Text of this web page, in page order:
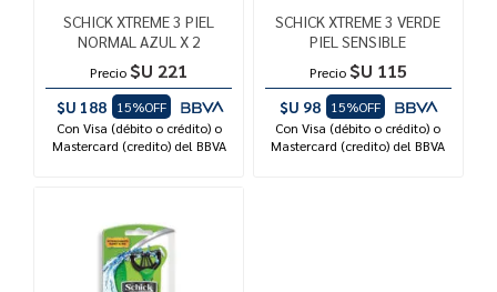
SCHICK XTREME 3 PIEL
NORMAL AZUL X 2
Precio $U 221
$U 188
15%OFF
Con Visa (débito o crédito) o
Mastercard (credito) del BBVA
SCHICK XTREME 3 VERDE
PIEL SENSIBLE
Precio $U 115
$U 98
15%OFF
Con Visa (débito o crédito) o
Mastercard (credito) del BBVA